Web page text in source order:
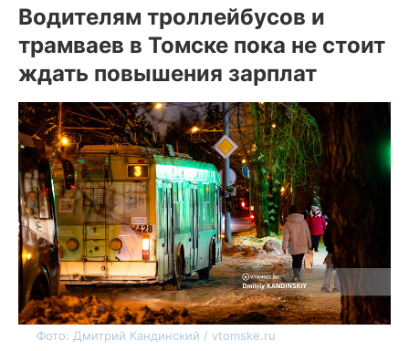
Водителям троллейбусов и
трамваев в Томске пока не стоит
ждать повышения зарплат
Фото: Дмитрий Кандинский / vtomske.ru